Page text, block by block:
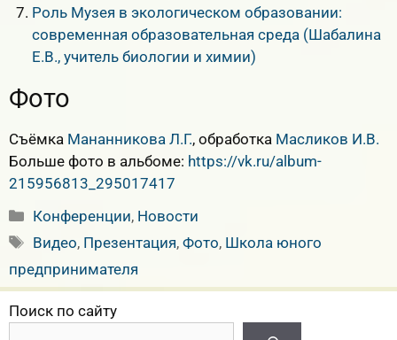
Роль Музея в экологическом образовании:
современная образовательная среда (Шабалина
Е.В., учитель биологии и химии)
Фото
Съёмка Мананникова Л.Г., обработка Масликов И.В.
Больше фото в альбоме: https://vk.ru/album-
215956813_295017417
Рубрики
Конференции, Новости
Метки
Видео, Презентация,Фото, Школа юного
предпринимателя
Поиск по сайту